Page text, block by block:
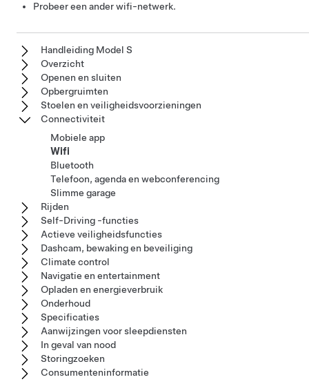
Probeer een ander wifi-netwerk.
Handleiding Model S
Overzicht
Openen en sluiten
Opbergruimten
Stoelen en veiligheidsvoorzieningen
Connectiviteit
Mobiele app
Wifi
Bluetooth
Telefoon, agenda en webconferencing
Slimme garage
Rijden
Self-Driving -functies
Actieve veiligheidsfuncties
Dashcam, bewaking en beveiliging
Climate control
Navigatie en entertainment
Opladen en energieverbruik
Onderhoud
Specificaties
Aanwijzingen voor sleepdiensten
In geval van nood
Storingzoeken
Consumenteninformatie